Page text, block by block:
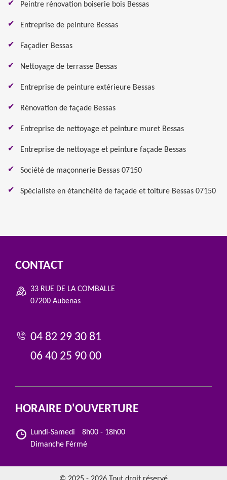
Peintre rénovation boiserie bois Bessas
Entreprise de peinture Bessas
Façadier Bessas
Nettoyage de terrasse Bessas
Entreprise de peinture extérieure Bessas
Rénovation de façade Bessas
Entreprise de nettoyage et peinture muret Bessas
Entreprise de nettoyage et peinture façade Bessas
Société de maçonnerie Bessas 07150
Spécialiste en étanchéité de façade et toiture Bessas 07150
CONTACT
33 RUE DE LA COMBALLE
07200 Aubenas
04 82 29 30 81
06 40 25 90 00
HORAIRE D'OUVERTURE
Lundi-Samedi
8h00 - 18h00
Dimanche Férmé